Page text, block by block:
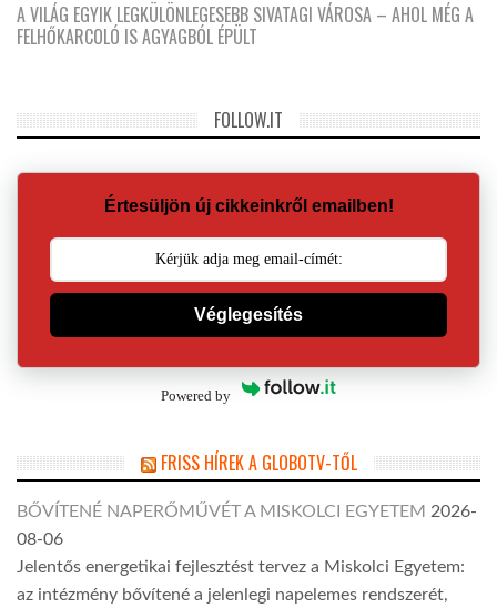
A VILÁG EGYIK LEGKÜLÖNLEGESEBB SIVATAGI VÁROSA – AHOL MÉG A
FELHŐKARCOLÓ IS AGYAGBÓL ÉPÜLT
FOLLOW.IT
Értesüljön új cikkeinkről emailben!
Véglegesítés
Powered by
FRISS HÍREK A GLOBOTV-TŐL
BŐVÍTENÉ NAPERŐMŰVÉT A MISKOLCI EGYETEM 2026-
08-06
Jelentős energetikai fejlesztést tervez a Miskolci Egyetem:
az intézmény bővítené a jelenlegi napelemes rendszerét,